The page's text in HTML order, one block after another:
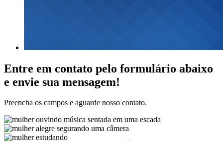
Entre em contato pelo formulário abaixo
e envie sua mensagem!
Preencha os campos e aguarde nosso contato.